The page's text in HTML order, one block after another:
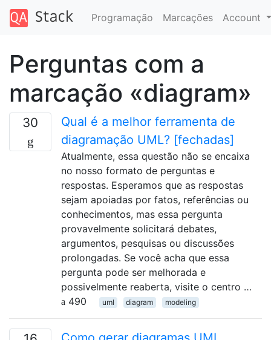
Programação Marcações Account
Perguntas com a
marcação «diagram»
30
Qual é a melhor ferramenta de
diagramação UML? [fechadas]
Atualmente, essa questão não se encaixa
no nosso formato de perguntas e
respostas. Esperamos que as respostas
sejam apoiadas por fatos, referências ou
conhecimentos, mas essa pergunta
provavelmente solicitará debates,
argumentos, pesquisas ou discussões
prolongadas. Se você acha que essa
pergunta pode ser melhorada e
possivelmente reaberta, visite o centro …
490
uml diagram modeling